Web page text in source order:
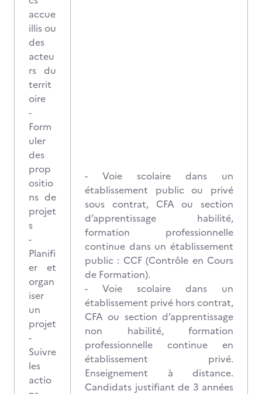
accue
illis ou
des
acteu
rs du
territ
oire
-
Form
uler
des
prop
ositio
ns de
projet
s
-
Planifi
er et
organ
iser
un
projet
-
Suivre
les
actio
- Voie scolaire dans un
établissement public ou privé
sous contrat, CFA ou section
d’apprentissage habilité,
formation professionnelle
continue dans un établissement
public : CCF (Contrôle en Cours
de Formation).
- Voie scolaire dans un
établissement privé hors contrat,
CFA ou section d’apprentissage
non habilité, formation
professionnelle continue en
établissement privé.
Enseignement à distance.
Candidats justifiant de 3 années